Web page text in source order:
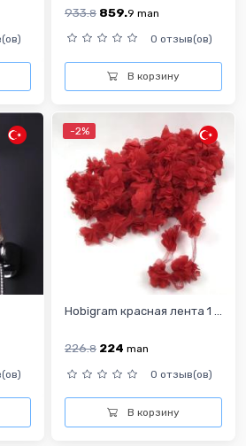
933.8 859.9 man
0 отзыв(ов)
В корзину
-2%
Hobigram красная лента 1 ...
226.8 224 man
0 отзыв(ов)
В корзину